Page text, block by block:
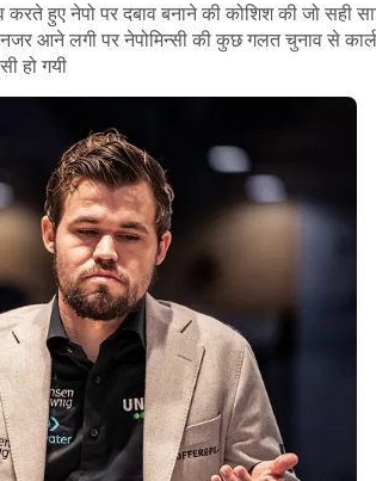
हुए नेपो पर दबाव बनाने की कोशिश की जो सही
आने लगी पर नेपोमिन्सी की कुछ गलत चुनाव से
हो गयी